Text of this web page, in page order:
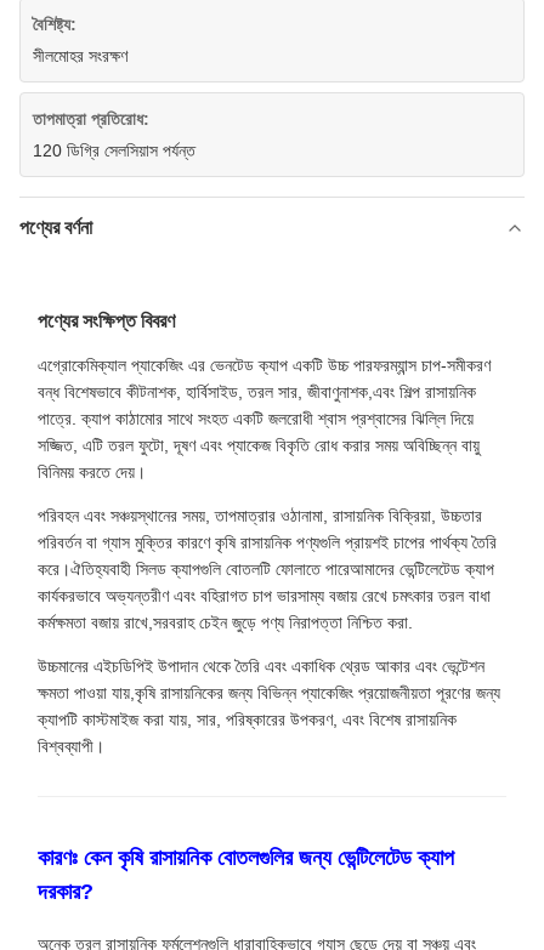
বৈশিষ্ট্য:
সীলমোহর সংরক্ষণ
তাপমাত্রা প্রতিরোধ:
120 ডিগ্রি সেলসিয়াস পর্যন্ত
পণ্যের বর্ণনা
পণ্যের সংক্ষিপ্ত বিবরণ
এগ্রোকেমিক্যাল প্যাকেজিং এর ভেনটেড ক্যাপ একটি উচ্চ পারফরম্যান্স চাপ-সমীকরণ
বন্ধ বিশেষভাবে কীটনাশক, হার্বিসাইড, তরল সার, জীবাণুনাশক,এবং শিল্প রাসায়নিক
পাত্রে. ক্যাপ কাঠামোর সাথে সংহত একটি জলরোধী শ্বাস প্রশ্বাসের ঝিল্লি দিয়ে
সজ্জিত, এটি তরল ফুটো, দূষণ এবং প্যাকেজ বিকৃতি রোধ করার সময় অবিচ্ছিন্ন বায়ু
বিনিময় করতে দেয়।
পরিবহন এবং সঞ্চয়স্থানের সময়, তাপমাত্রার ওঠানামা, রাসায়নিক বিক্রিয়া, উচ্চতার
পরিবর্তন বা গ্যাস মুক্তির কারণে কৃষি রাসায়নিক পণ্যগুলি প্রায়শই চাপের পার্থক্য তৈরি
করে।ঐতিহ্যবাহী সিলড ক্যাপগুলি বোতলটি ফোলাতে পারেআমাদের ভেন্টিলেটেড ক্যাপ
কার্যকরভাবে অভ্যন্তরীণ এবং বহিরাগত চাপ ভারসাম্য বজায় রেখে চমৎকার তরল বাধা
কর্মক্ষমতা বজায় রাখে,সরবরাহ চেইন জুড়ে পণ্য নিরাপত্তা নিশ্চিত করা.
উচ্চমানের এইচডিপিই উপাদান থেকে তৈরি এবং একাধিক থ্রেড আকার এবং ভেন্টেশন
ক্ষমতা পাওয়া যায়,কৃষি রাসায়নিকের জন্য বিভিন্ন প্যাকেজিং প্রয়োজনীয়তা পূরণের জন্য
ক্যাপটি কাস্টমাইজ করা যায়, সার, পরিষ্কারের উপকরণ, এবং বিশেষ রাসায়নিক
বিশ্বব্যাপী।
কারণঃ কেন কৃষি রাসায়নিক বোতলগুলির জন্য ভেন্টিলেটেড ক্যাপ
দরকার?
অনেক তরল রাসায়নিক ফর্মুলেশনগুলি ধারাবাহিকভাবে গ্যাস ছেড়ে দেয় বা সঞ্চয় এবং